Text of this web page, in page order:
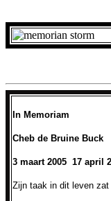
In Memoriam
Cheb de Bruine Buck
3 maart 2005 17 april
Zijn taak in dit leven zat